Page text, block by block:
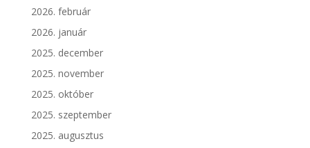
2026. február
2026. január
2025. december
2025. november
2025. október
2025. szeptember
2025. augusztus